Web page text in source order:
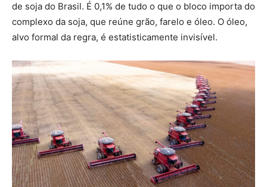
de soja do Brasil. É 0,1% de tudo o que o bloco importa do
complexo da soja, que reúne grão, farelo e óleo. O óleo,
alvo formal da regra, é estatisticamente invisível.